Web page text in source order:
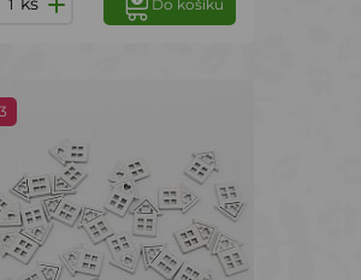
Do košíku